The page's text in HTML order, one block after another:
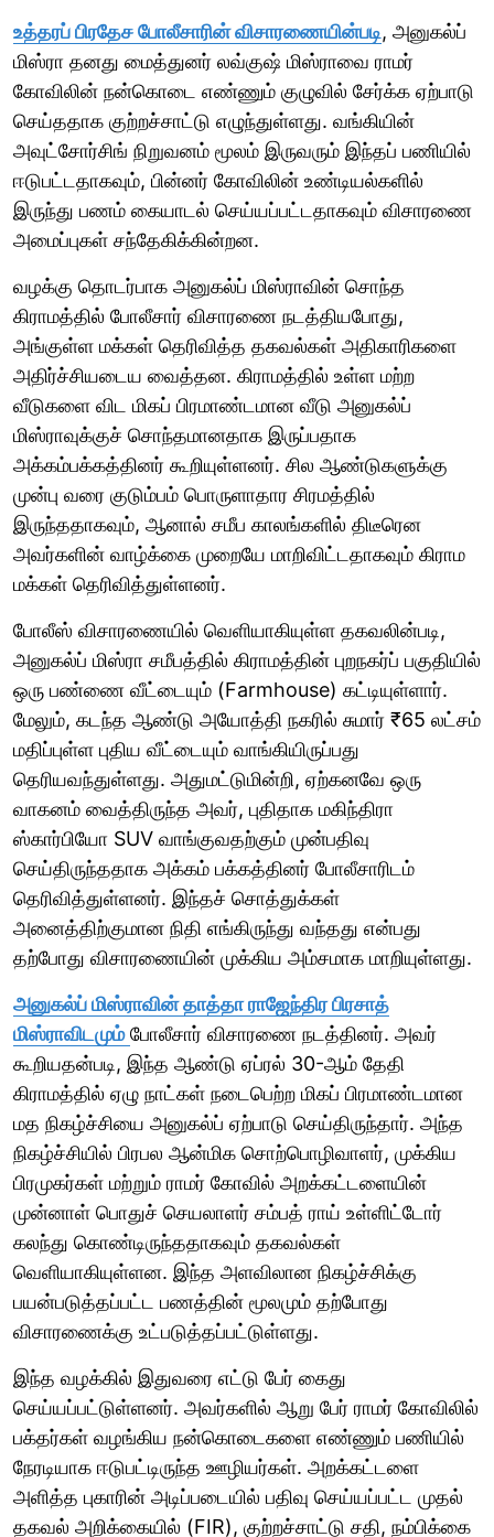
உத்தரப் பிரதேச போலீசாரின் விசாரணையின்படி, அனுகல்ப்
மிஸ்ரா தனது மைத்துனர் லவ்குஷ் மிஸ்ராவை ராமர்
கோவிலின் நன்கொடை எண்ணும் குழுவில் சேர்க்க ஏற்பாடு
செய்ததாக குற்றச்சாட்டு எழுந்துள்ளது. வங்கியின்
அவுட்சோர்சிங் நிறுவனம் மூலம் இருவரும் இந்தப் பணியில்
ஈடுபட்டதாகவும், பின்னர் கோவிலின் உண்டியல்களில்
இருந்து பணம் கையாடல் செய்யப்பட்டதாகவும் விசாரணை
அமைப்புகள் சந்தேகிக்கின்றன.
வழக்கு தொடர்பாக அனுகல்ப் மிஸ்ராவின் சொந்த
கிராமத்தில் போலீசார் விசாரணை நடத்தியபோது,
அங்குள்ள மக்கள் தெரிவித்த தகவல்கள் அதிகாரிகளை
அதிர்ச்சியடைய வைத்தன. கிராமத்தில் உள்ள மற்ற
வீடுகளை விட மிகப் பிரமாண்டமான வீடு அனுகல்ப்
மிஸ்ராவுக்குச் சொந்தமானதாக இருப்பதாக
அக்கம்பக்கத்தினர் கூறியுள்ளனர். சில ஆண்டுகளுக்கு
முன்பு வரை குடும்பம் பொருளாதார சிரமத்தில்
இருந்ததாகவும், ஆனால் சமீப காலங்களில் திடீரென
அவர்களின் வாழ்க்கை முறையே மாறிவிட்டதாகவும் கிராம
மக்கள் தெரிவித்துள்ளனர்.
போலீஸ் விசாரணையில் வெளியாகியுள்ள தகவலின்படி,
அனுகல்ப் மிஸ்ரா சமீபத்தில் கிராமத்தின் புறநகர்ப் பகுதியில்
ஒரு பண்ணை வீட்டையும் (Farmhouse) கட்டியுள்ளார்.
மேலும், கடந்த ஆண்டு அயோத்தி நகரில் சுமார் ₹65 லட்சம்
மதிப்புள்ள புதிய வீட்டையும் வாங்கியிருப்பது
தெரியவந்துள்ளது. அதுமட்டுமின்றி, ஏற்கனவே ஒரு
வாகனம் வைத்திருந்த அவர், புதிதாக மகிந்திரா
ஸ்கார்பியோ SUV வாங்குவதற்கும் முன்பதிவு
செய்திருந்ததாக அக்கம் பக்கத்தினர் போலீசாரிடம்
தெரிவித்துள்ளனர். இந்தச் சொத்துக்கள்
அனைத்திற்குமான நிதி எங்கிருந்து வந்தது என்பது
தற்போது விசாரணையின் முக்கிய அம்சமாக மாறியுள்ளது.
அனுகல்ப் மிஸ்ராவின் தாத்தா ராஜேந்திர பிரசாத்
மிஸ்ராவிடமும் போலீசார் விசாரணை நடத்தினர். அவர்
கூறியதன்படி, இந்த ஆண்டு ஏப்ரல் 30-ஆம் தேதி
கிராமத்தில் ஏழு நாட்கள் நடைபெற்ற மிகப் பிரமாண்டமான
மத நிகழ்ச்சியை அனுகல்ப் ஏற்பாடு செய்திருந்தார். அந்த
நிகழ்ச்சியில் பிரபல ஆன்மிக சொற்பொழிவாளர், முக்கிய
பிரமுகர்கள் மற்றும் ராமர் கோவில் அறக்கட்டளையின்
முன்னாள் பொதுச் செயலாளர் சம்பத் ராய் உள்ளிட்டோர்
கலந்து கொண்டிருந்ததாகவும் தகவல்கள்
வெளியாகியுள்ளன. இந்த அளவிலான நிகழ்ச்சிக்கு
பயன்படுத்தப்பட்ட பணத்தின் மூலமும் தற்போது
விசாரணைக்கு உட்படுத்தப்பட்டுள்ளது.
இந்த வழக்கில் இதுவரை எட்டு பேர் கைது
செய்யப்பட்டுள்ளனர். அவர்களில் ஆறு பேர் ராமர் கோவிலில்
பக்தர்கள் வழங்கிய நன்கொடைகளை எண்ணும் பணியில்
நேரடியாக ஈடுபட்டிருந்த ஊழியர்கள். அறக்கட்டளை
அளித்த புகாரின் அடிப்படையில் பதிவு செய்யப்பட்ட முதல்
தகவல் அறிக்கையில் (FIR), குற்றச்சாட்டு சதி, நம்பிக்கை